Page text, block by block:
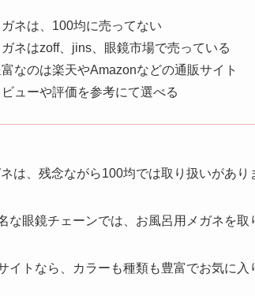
ネは、100均に売ってない
ネはzoff、jins、眼鏡市場で売っている
なのは楽天やAmazonなどの通販サイト
ューや評価を参考にて選べる
は、残念ながら100均では取り扱いがあり
な眼鏡チェーンでは、お風呂用メガネを取
イトなら、カラーも種類も豊富でお気に